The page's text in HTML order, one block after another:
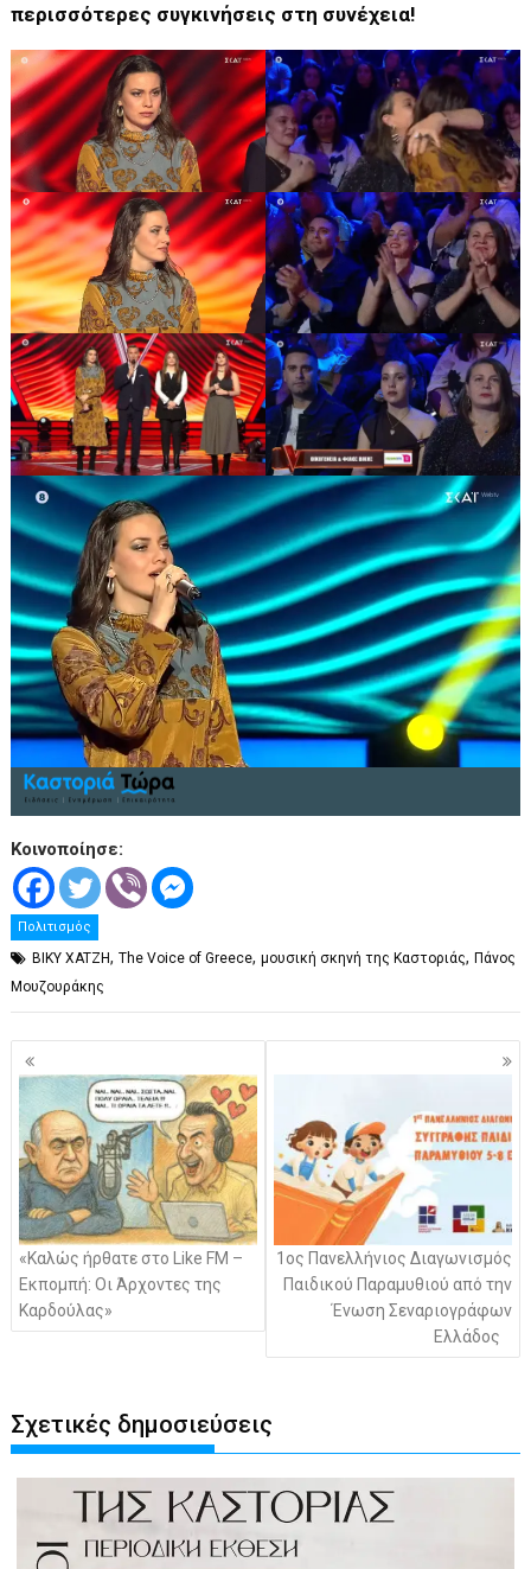
περισσότερες συγκινήσεις στη συνέχεια!
Κοινοποίησε:
Πολιτισμός
BIKY XATZH,The Voice of Greece,μουσική σκηνή της Καστοριάς,Πάνος
Μουζουράκης
Πλοήγηση
άρθρων
«Καλώς ήρθατε στο Like FM –
Εκπομπή: Οι Άρχοντες της
Καρδούλας»
1ος Πανελλήνιος Διαγωνισμός
Παιδικού Παραμυθιού από την
Ένωση Σεναριογράφων
Ελλάδος
Σχετικές δημοσιεύσεις